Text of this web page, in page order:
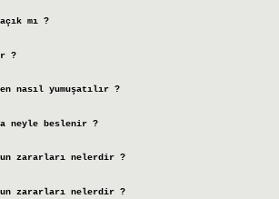
mı ?
?
nasıl yumuşatılır ?
neyle beslenir ?
zararları nelerdir ?
zararları nelerdir ?